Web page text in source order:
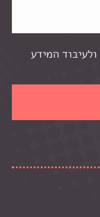
ולעיבוד המידע